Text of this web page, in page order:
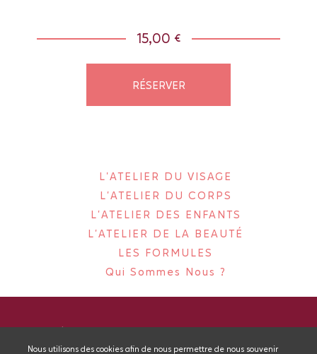
Nous utilisons des cookies afin de nous permettre de nous souvenir
RÉSERVER
15,00 €
L'ATELIER DU VISAGE
L'ATELIER DU CORPS
L'ATELIER DES ENFANTS
L'ATELIER DE LA BEAUTÉ
LES FORMULES
Qui Sommes Nous ?
ANNULER MA COMMANDE